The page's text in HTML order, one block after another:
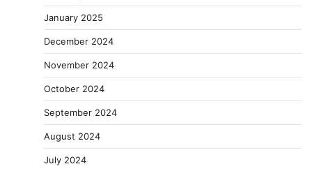
January 2025
December 2024
November 2024
October 2024
September 2024
August 2024
July 2024